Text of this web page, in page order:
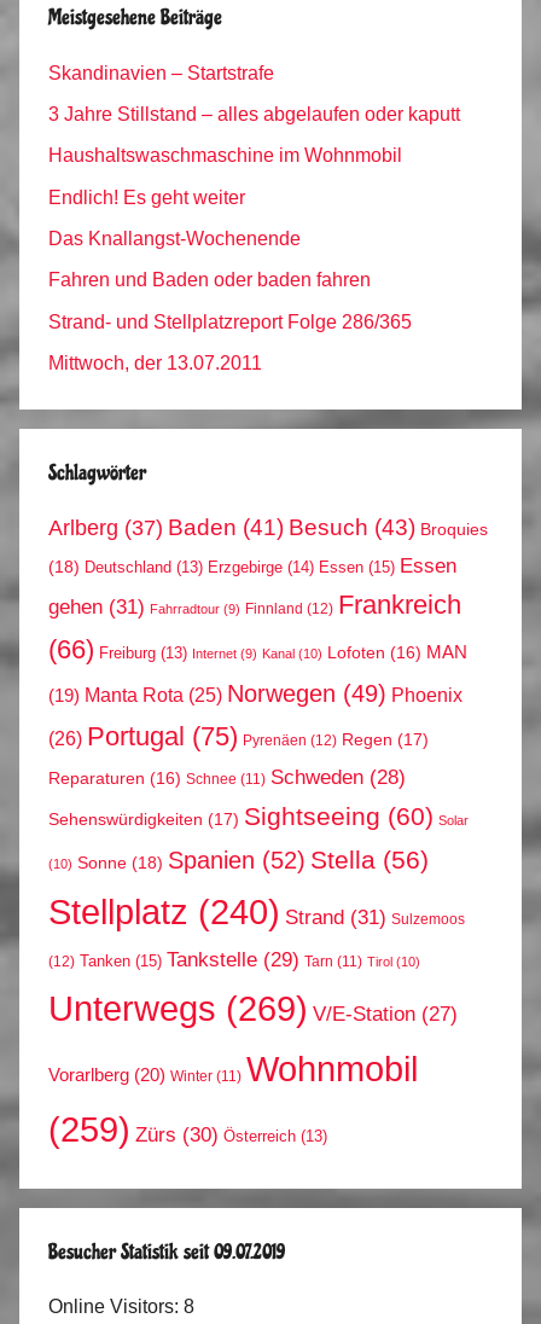
Meistgesehene Beiträge
Skandinavien – Startstrafe
3 Jahre Stillstand – alles abgelaufen oder kaputt
Haushaltswaschmaschine im Wohnmobil
Endlich! Es geht weiter
Das Knallangst-Wochenende
Fahren und Baden oder baden fahren
Strand- und Stellplatzreport Folge 286/365
Mittwoch, der 13.07.2011
Schlagwörter
Arlberg (37) Baden (41) Besuch (43) Broquies
(18) Deutschland (13) Erzgebirge (14) Essen (15) Essen
gehen (31) Fahrradtour (9) Finnland (12) Frankreich
(66) Freiburg (13) Internet (9) Kanal (10) Lofoten (16) MAN
(19) Manta Rota (25) Norwegen (49) Phoenix
(26) Portugal (75) Pyrenäen (12) Regen (17)
Reparaturen (16) Schnee (11) Schweden (28)
Sehenswürdigkeiten (17) Sightseeing (60) Solar
(10) Sonne (18) Spanien (52) Stella (56)
Stellplatz (240) Strand (31) Sulzemoos
(12) Tanken (15) Tankstelle (29) Tarn (11) Tirol (10)
Unterwegs (269) V/E-Station (27)
Vorarlberg (20) Winter (11) Wohnmobil
(259) Zürs (30) Österreich (13)
Besucher Statistik seit 09.07.2019
Online Visitors: 8